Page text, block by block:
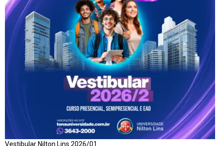
Vestibular Nilton Lins 2026/01